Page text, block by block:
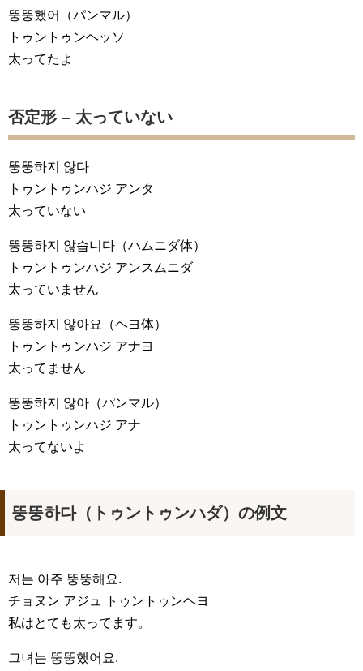
뚱뚱했어
（パンマル）
トゥントゥンヘッソ
太ってたよ
否定形 – 太っていない
뚱뚱하지 않다
トゥントゥンハジ アンタ
太っていない
뚱뚱하지 않습니다 （ハムニダ体）
トゥントゥンハジ アンスムニダ
太っていません
뚱뚱하지 않아요
（ヘヨ体）
トゥントゥンハジ アナヨ
太ってません
뚱뚱하지 않아 （パンマル）
トゥントゥンハジ アナ
太ってないよ
뚱뚱하다（トゥントゥンハダ）の例文
저는 아주 뚱뚱해요.
チョヌン アジュ トゥントゥンヘヨ
私はとても太ってます。
그녀는 뚱뚱했어요.